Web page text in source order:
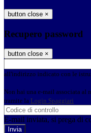
button close ×
Recupero password
button close ×
all'indirizzo indicato con le
Non hai una e-mail associata al
tramite la Login Spaggiari
E-mail inviata, si prega di